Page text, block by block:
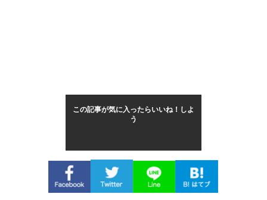
この記事が気に入ったらいいね！しよ
う